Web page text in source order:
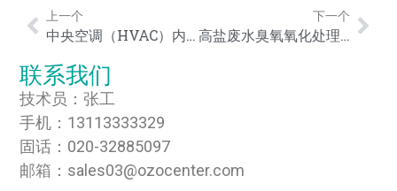
上一个
中央空调（HVAC）内置式与移动式臭氧设备在GMP车间的优劣势对比
下一个
高盐废水臭氧氧化处理工艺详解：技术难点、工艺流程与达标解决方案
联系我们
技术员：张工
手机：13113333329
固话：020-32885097
邮箱：sales03@ozocenter.com